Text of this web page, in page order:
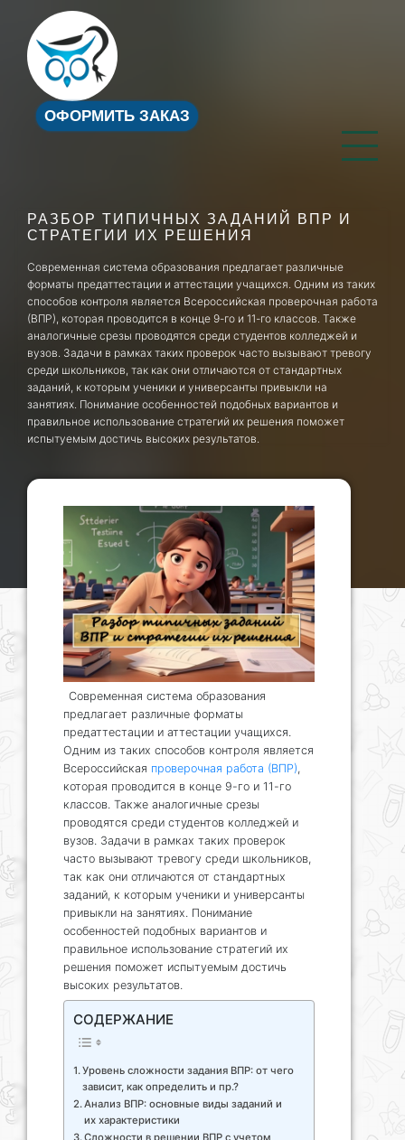
ОФОРМИТЬ ЗАКАЗ
РАЗБОР ТИПИЧНЫХ ЗАДАНИЙ ВПР И
СТРАТЕГИИ ИХ РЕШЕНИЯ
Современная система образования предлагает различные
форматы предаттестации и аттестации учащихся. Одним из таких
способов контроля является Всероссийская проверочная работа
(ВПР), которая проводится в конце 9-го и 11-го классов. Также
аналогичные срезы проводятся среди студентов колледжей и
вузов. Задачи в рамках таких проверок часто вызывают тревогу
среди школьников, так как они отличаются от стандартных
заданий, к которым ученики и универсанты привыкли на
занятиях. Понимание особенностей подобных вариантов и
правильное использование стратегий их решения поможет
испытуемым достичь высоких результатов.
Современная система образования
предлагает различные форматы
предаттестации и аттестации учащихся.
Одним из таких способов контроля является
Всероссийская проверочная работа (ВПР),
которая проводится в конце 9-го и 11-го
классов. Также аналогичные срезы
проводятся среди студентов колледжей и
вузов. Задачи в рамках таких проверок
часто вызывают тревогу среди школьников,
так как они отличаются от стандартных
заданий, к которым ученики и универсанты
привыкли на занятиях. Понимание
особенностей подобных вариантов и
правильное использование стратегий их
решения поможет испытуемым достичь
высоких результатов.
СОДЕРЖАНИЕ
Уровень сложности задания ВПР: от чего
зависит, как определить и пр.?
Анализ ВПР: основные виды заданий и
их характеристики
Сложности в решении ВПР с учетом